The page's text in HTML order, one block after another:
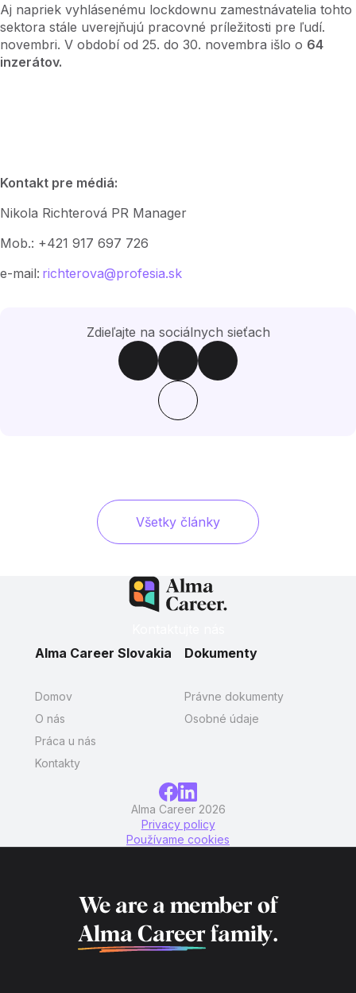
Aj napriek vyhlásenému lockdownu zamestnávatelia tohto
sektora stále uverejňujú pracovné príležitosti pre ľudí.
novembri. V období od 25. do 30. novembra išlo o 64
inzerátov.
Kontakt pre médiá:
Nikola Richterová PR Manager
Mob.: +421 917 697 726
e-mail: richterova@profesia.sk
Zdieľajte na sociálnych sieťach
Všetky články
Alma Career Slovakia
Domov
O nás
Práca u nás
Kontakty
Dokumenty
Právne dokumenty
Osobné údaje
Alma Career 2026
Privacy policy
Používame cookies
We are a member of
Alma Career family.